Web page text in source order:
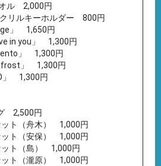
ル 2,000円
クリルキーホルダー 800円
」 1,650円
in you」 1,300円
」 1,300円
」 1,300円
」 1,300円
2,500円
ット（舟木） 1,000円
ット（安保） 1,000円
ット（島） 1,000円
ット（瀧原） 1,000円